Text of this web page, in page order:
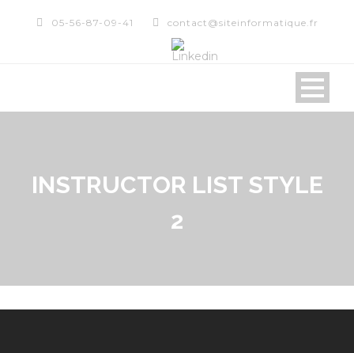
05-56-87-09-41 contact@siteinformatique.fr
INSTRUCTOR LIST STYLE
2